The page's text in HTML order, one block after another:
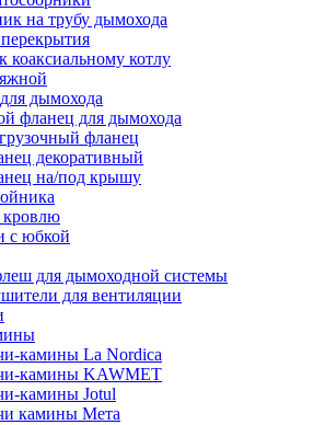
на трубу дымохода
коаксиальному котлу
дымохода
фланец для дымохода
фланец
декоративный
на/под крышу
кровлю
с юбкой
для дымоходной системы
для вентиляции
камины La Nordica
камины KAWMET
камины Jotul
камины Мета